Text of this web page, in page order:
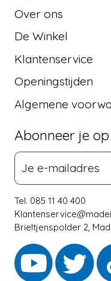
Over ons
De Winkel
Klantenservice
Openingstijden
Algemene
Abonneer je
Tel. 085 11 40 400
Brieltjenspolder 2,